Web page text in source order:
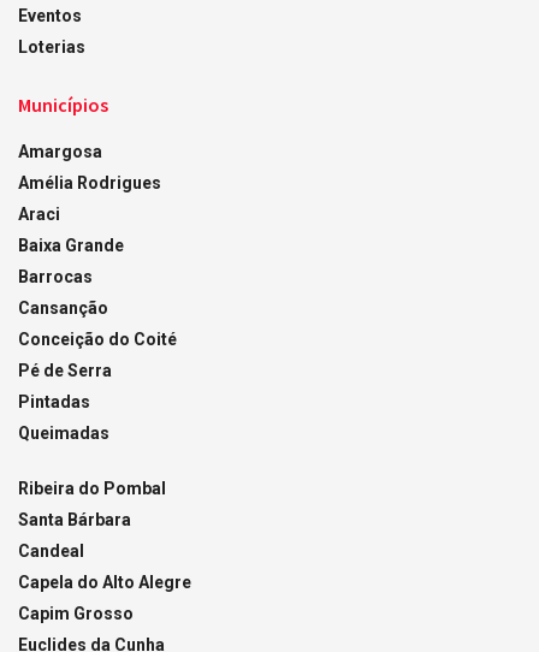
Eventos
Loterias
Municípios
Amargosa
Amélia Rodrigues
Araci
Baixa Grande
Barrocas
Cansanção
Conceição do Coité
Pé de Serra
Pintadas
Queimadas
Ribeira do Pombal
Santa Bárbara
Candeal
Capela do Alto Alegre
Capim Grosso
Euclides da Cunha